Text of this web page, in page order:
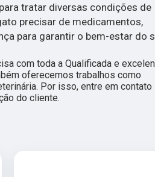
tratar diversas condições de
precisar de medicamentos,
para garantir o bem-estar do
com toda a Qualificada e
oferecemos trabalhos como
Por isso, entre em contato
do cliente.